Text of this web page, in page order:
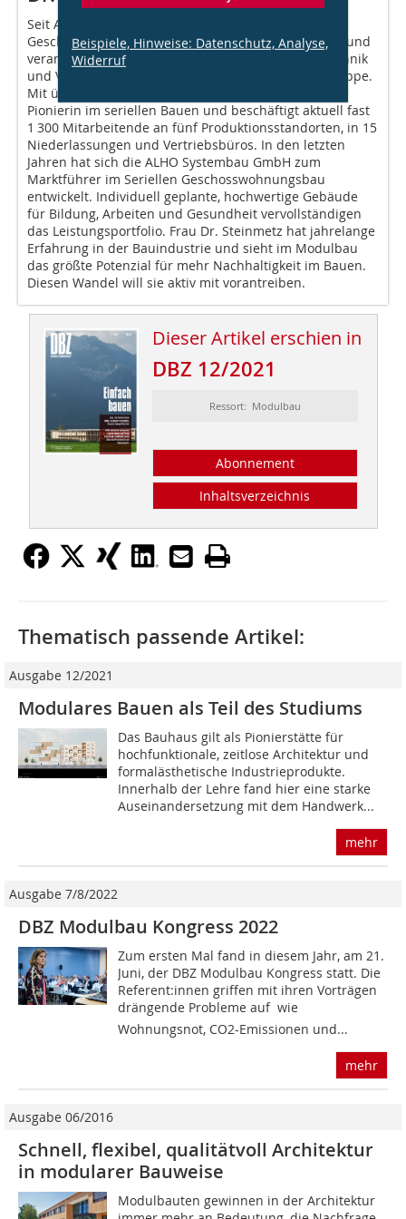
Seit April 2021 ist Dr. Nicole Steinmetz als
Geschäftsführerin der ALHO Systembau GmbH tätig und
verantwortet zudem übergeordnet die Bereiche Technik
und Vertrieb innerhalb der ALHO Unternehmensgruppe.
Mit über 50 Jahren Erfahrung ist die ALHO Gruppe
Pionierin im seriellen Bauen und beschäftigt aktuell fast
1 300 Mitarbeitende an fünf Produktionsstandorten, in 15
Niederlassungen und Vertriebsbüros. In den letzten
Jahren hat sich die ALHO Systembau GmbH zum
Marktführer im Seriellen Geschosswohnungsbau
entwickelt. Individuell geplante, hochwertige Gebäude
für Bildung, Arbeiten und Gesundheit vervollständigen
das Leistungsportfolio. Frau Dr. Steinmetz hat jahrelange
Erfahrung in der Bauindustrie und sieht im Modulbau
das größte Potenzial für mehr Nachhaltigkeit im Bauen.
Diesen Wandel will sie aktiv mit vorantreiben.
Dieser Artikel erschien in
DBZ 12/2021
Ressort: Modulbau
Abonnement
Inhaltsverzeichnis
Beispiele, Hinweise: Datenschutz, Analyse,
Widerruf
Thematisch passende Artikel:
Ausgabe 12/2021
Modulares Bauen als Teil des Studiums
Das Bauhaus gilt als Pionierstätte für
hochfunktionale, zeitlose Architektur und
formalästhetische Industrieprodukte.
Innerhalb der Lehre fand hier eine starke
Auseinandersetzung mit dem Handwerk...
mehr
Ausgabe 7/8/2022
DBZ Modulbau Kongress 2022
Zum ersten Mal fand in diesem Jahr, am 21.
Juni, der DBZ Modulbau Kongress statt. Die
Re­ferent:innen griffen mit ihren Vorträgen
drängende Probleme auf  wie
Wohnungsnot, CO2-Emissionen und...
mehr
Ausgabe 06/2016
Schnell, flexibel, qualitätvoll Architektur
in modularer Bauweise
Modulbauten gewinnen in der Architektur